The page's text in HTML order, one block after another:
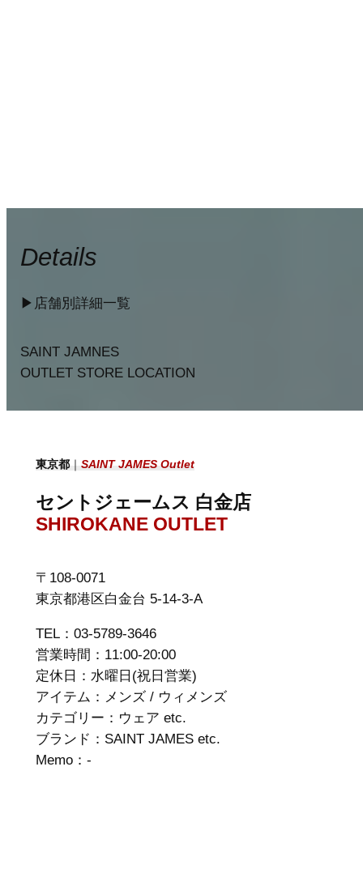
Details
▶︎店舗別詳細一覧
SAINT JAMNES
OUTLET STORE LOCATION
東京都｜ SAINT JAMES Outlet
セントジェームス 白金店
SHIROKANE OUTLET
〒108-0071
東京都港区白金台 5-14-3-A
TEL：03-5789-3646
営業時間：11:00-20:00
定休日：水曜日(祝日営業)
アイテム：メンズ / ウィメンズ
カテゴリー：ウェア etc.
ブランド：SAINT JAMES etc.
Memo：-